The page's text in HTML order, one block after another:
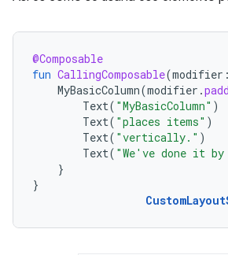
@Composable
fun CallingComposable(modifier :
MyBasicColumn(modifier .
Text( "MyBasicColumn" )
Text( "places items" )
Text( "vertically." )
Text( "We've done it by
}
}